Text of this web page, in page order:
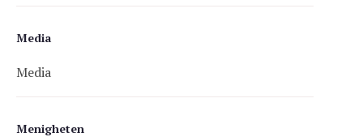
Menigheten
Media
Media